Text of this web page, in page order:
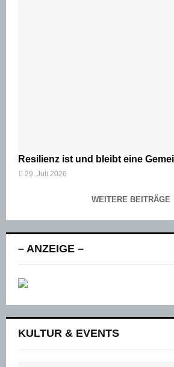
Resilienz ist und bleibt eine
29. Juli 2026
WEITERE BEITRÄGE
– ANZEIGE –
KULTUR & EVENTS